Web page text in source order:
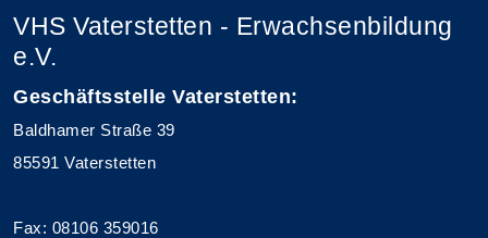
VHS Vaterstetten - Erwachsenbildung
e.V.
Geschäftsstelle Vaterstetten:
Baldhamer Straße 39
85591 Vaterstetten
Fax: 08106 359016